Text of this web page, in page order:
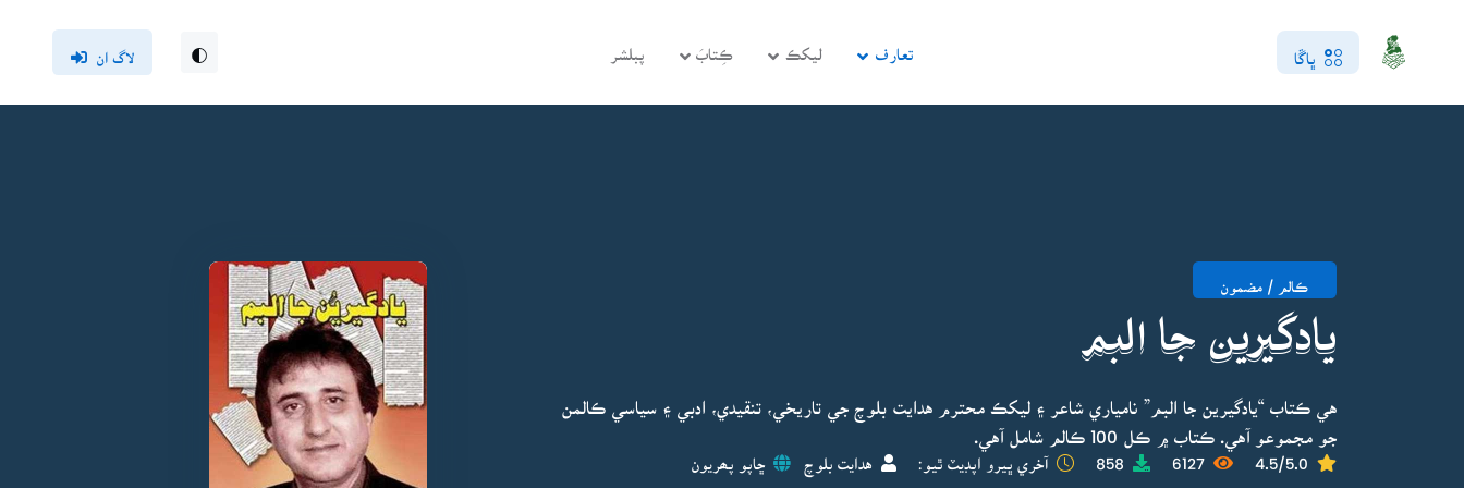
ڀاڱا تعارف ليکڪ ڪِتابَ پبلشر لاگ ان
ڪالم / مضمون
يادگيرين جا البم
هي ڪتاب “يادگيرين جا البم” نامياري شاعر ۽ ليکڪ محترم هدايت بلوچ جي تاريخي، تنقيدي، ادبي ۽ سياسي ڪالمن
جو مجموعو آهي. ڪتاب ۾ ڪل 100 ڪالم شامل آهي.
4.5/5.0
6127
858 آخري ڀيرو اپڊيٽ ٿيو: هدايت بلوچ ڇاپو پھريون